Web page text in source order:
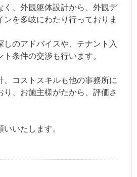
く、外観躯体設計から、外観デ
を多岐にわたり行っておりま
しのアドバイスや、テナント入
条件の交渉も行います。
、コストスキルも他の事務所に
り、お施主様がたから、評価さ
いたします。